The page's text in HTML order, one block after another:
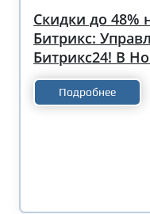
Скидки до 48%
Битрикс:
Битрикс24! В
Подробнее